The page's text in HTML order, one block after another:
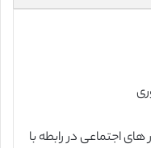
های اجتماعی در رابطه با